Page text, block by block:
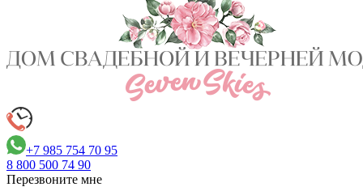
+7 985 754 70 95
8 800 500 74 90
Перезвоните мне